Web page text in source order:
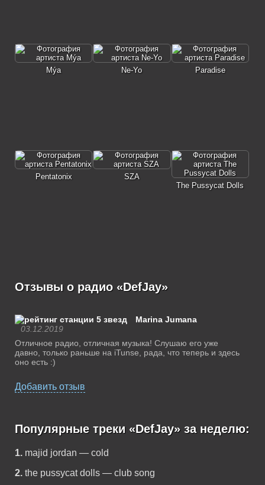
Mýa Ne-Yo Paradise
Pentatonix
SZA
The Pussycat Dolls
Отзывы о радио «DefJay»
Marina Jumana
03.12.2019
Отличное радио, отличная музыка! Слушаю его уже
давно, только раньше на iTunse, рада, что теперь и здесь
оно есть :)
Добавить отзыв
Популярные треки «DefJay» за неделю:
1. majid jordan — cold
2. the pussycat dolls — club song